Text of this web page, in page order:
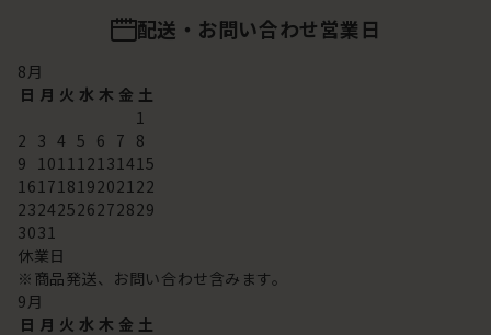
配送・お問い合わせ営業日
8月
日 月 火 水 木 金 土
1
2 3 4 5 6 7 8
9 101112131415
16171819202122
23242526272829
3031
休業日
※商品発送、お問い合わせ含みます。
9月
日 月 火 水 木 金 土